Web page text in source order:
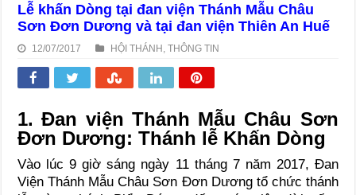
Lễ khấn Dòng tại đan viện Thánh Mẫu Châu
Sơn Đơn Dương và tại đan viện Thiên An Huế
12/07/2017 HỘI THÁNH ,THÔNG TIN
1. Đan viện Thánh Mẫu Châu Sơn
Đơn Dương: Thánh lễ Khấn Dòng
Vào lúc 9 giờ sáng ngày 11 tháng 7 năm 2017, Đan
Viện Thánh Mẫu Châu Sơn Đơn Dương tổ chức thánh